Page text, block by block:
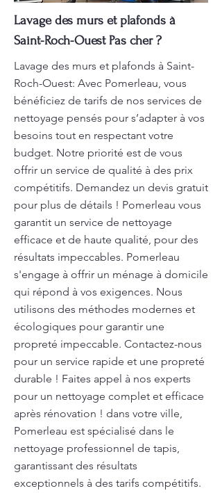
Lavage des murs et plafonds à
Saint-Roch-Ouest Pas cher ?
Lavage des murs et plafonds à Saint-
Roch-Ouest: Avec Pomerleau, vous
bénéficiez de tarifs de nos services de
nettoyage pensés pour s’adapter à vos
besoins tout en respectant votre
budget. Notre priorité est de vous
offrir un service de qualité à des prix
compétitifs. Demandez un devis gratuit
pour plus de détails ! Pomerleau vous
garantit un service de nettoyage
efficace et de haute qualité, pour des
résultats impeccables. Pomerleau
s'engage à offrir un ménage à domicile
qui répond à vos exigences. Nous
utilisons des méthodes modernes et
écologiques pour garantir une
propreté impeccable. Contactez-nous
pour un service rapide et une propreté
durable ! Faites appel à nos experts
pour un nettoyage complet et efficace
après rénovation ! dans votre ville,
Pomerleau est spécialisé dans le
nettoyage professionnel de tapis,
garantissant des résultats
exceptionnels à des tarifs compétitifs.